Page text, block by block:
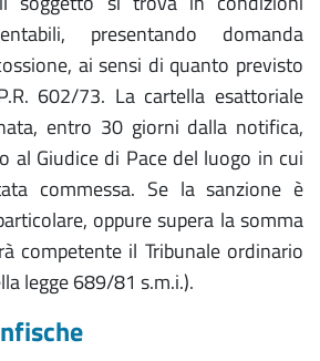
presentando domanda
ai sensi di quanto previsto
602/73. La cartella esattoriale
entro 30 giorni dalla notifica,
al Giudice di Pace del luogo in cui
commessa. Se la sanzione è
oppure supera la somma
competente il Tribunale ordinario
legge 689/81 s.m.i.).